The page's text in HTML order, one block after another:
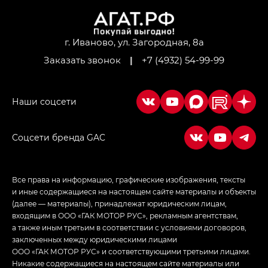
Джи Ти — GT, Джи Икс — GX,
Джи Икс ПРЕМИУМ — GX PREMIUM, ЛАУНЖ —
LOUNGE
Empow — Эмпау (Empow) в комплектации
в спортивном стиле — GL(S-Style)
Соцсети бренда GAC
г. Иваново, ул. Загородная, 8а
Заказать звонок
| +7 (4932) 54-99-99
Все права на информацию, графические изображения, тексты
и иные содержащиеся на настоящем сайте материалы и объекты
(далее — материалы), принадлежат юридическим лицам,
входящим в ООО «ГАК МОТОР РУС», рекламным агентствам,
а также иным третьим в соответствии с условиями договоров,
заключенных между юридическими лицами
ООО «ГАК МОТОР РУС» и соответствующими третьими лицами.
Никакие содержащиеся на настоящем сайте материалы или